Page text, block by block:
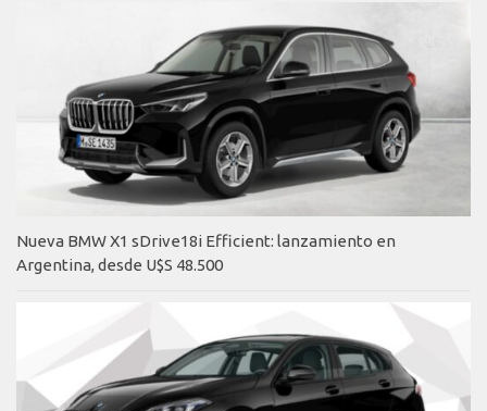
Nueva BMW X1 sDrive18i Efficient: lanzamiento en
Argentina, desde U$S 48.500